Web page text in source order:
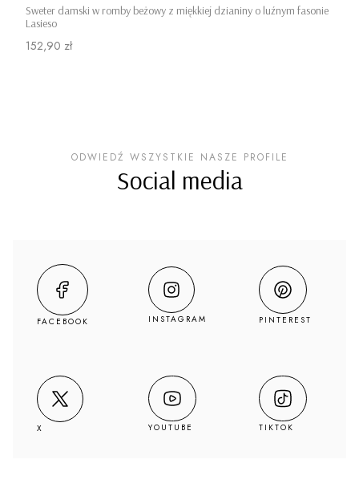
Sweter damski w romby beżowy z miękkiej dzianiny o luźnym fasonie
Lasieso
Cena
152,90 zł
ODWIEDŹ WSZYSTKIE NASZE PROFILE
Social media
FACEBOOK INSTAGRAM PINTEREST
X YOUTUBE TIKTOK